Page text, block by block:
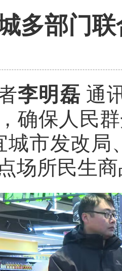
多部门
李明磊 通
确保人民
城市发改
场所民生